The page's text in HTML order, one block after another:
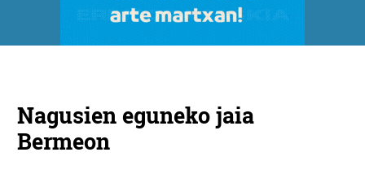
Nagusien eguneko jaia
Bermeon